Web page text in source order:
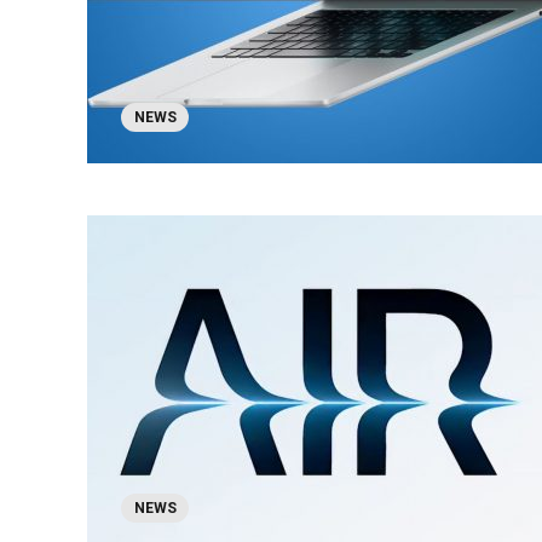
NEWS
NEWS